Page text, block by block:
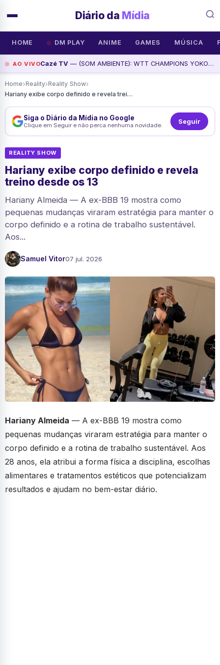
Diário da Mídia
HOME DM PLAY ANIME GAMES MÚSICA
AO VIVOCazé TV — (SOM AMBIENTE): WTT CHAMPIONS YOKOHAMA | FINAIS, assista agora
Home›Reality›Reality Show›
Hariany exibe corpo definido e revela treino desde os 13
Siga o Diário da Mídia no Google
Clique em Seguir e não perca nenhuma novidade. Seguir
REALITY SHOW
Hariany exibe corpo definido e revela
treino desde os 13
Hariany Almeida — A ex-BBB 19 mostra como
pequenas mudanças viraram estratégia para manter o
corpo definido e a rotina de trabalho sustentável.
Aos...
Samuel Vitor07 jul. 2026
Hariany Almeida — A ex-BBB 19 mostra como
pequenas mudanças viraram estratégia para manter o
corpo definido e a rotina de trabalho sustentável. Aos
28 anos, ela atribui a forma física a disciplina, escolhas
alimentares e tratamentos estéticos que potencializam
resultados e ajudam no bem-estar diário.